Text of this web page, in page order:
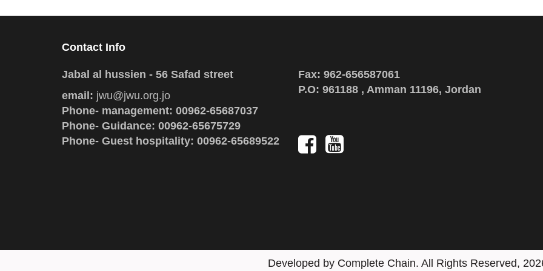
Contact Info
Jabal al hussien - 56 Safad street
email: jwu@jwu.org.jo
Phone- management: 00962-65687037
Phone- Guidance: 00962-65675729
Phone- Guest hospitality: 00962-65689522
Fax: 962-656587061
P.O: 961188 , Amman 11196, Jordan
Social
Developed by Complete Chain. All Rights Reserved,